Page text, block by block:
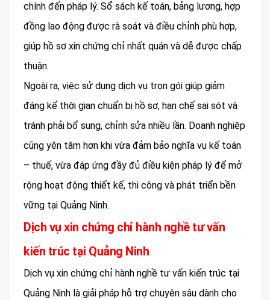
chính đến pháp lý. Sổ sách kế toán, bảng lương, hợp
đồng lao động được rà soát và điều chỉnh phù hợp,
giúp hồ sơ xin chứng chỉ nhất quán và dễ được chấp
thuận.
Ngoài ra, việc sử dụng dịch vụ trọn gói giúp giảm
đáng kể thời gian chuẩn bị hồ sơ, hạn chế sai sót và
tránh phải bổ sung, chỉnh sửa nhiều lần. Doanh nghiệp
cũng yên tâm hơn khi vừa đảm bảo nghĩa vụ kế toán
– thuế, vừa đáp ứng đầy đủ điều kiện pháp lý để mở
rộng hoạt động thiết kế, thi công và phát triển bền
vững tại Quảng Ninh.
Dịch vụ xin chứng chỉ hành nghề tư vấn
kiến trúc tại Quảng Ninh
Dịch vụ xin chứng chỉ hành nghề tư vấn kiến trúc tại
Quảng Ninh là giải pháp hỗ trợ chuyên sâu dành cho